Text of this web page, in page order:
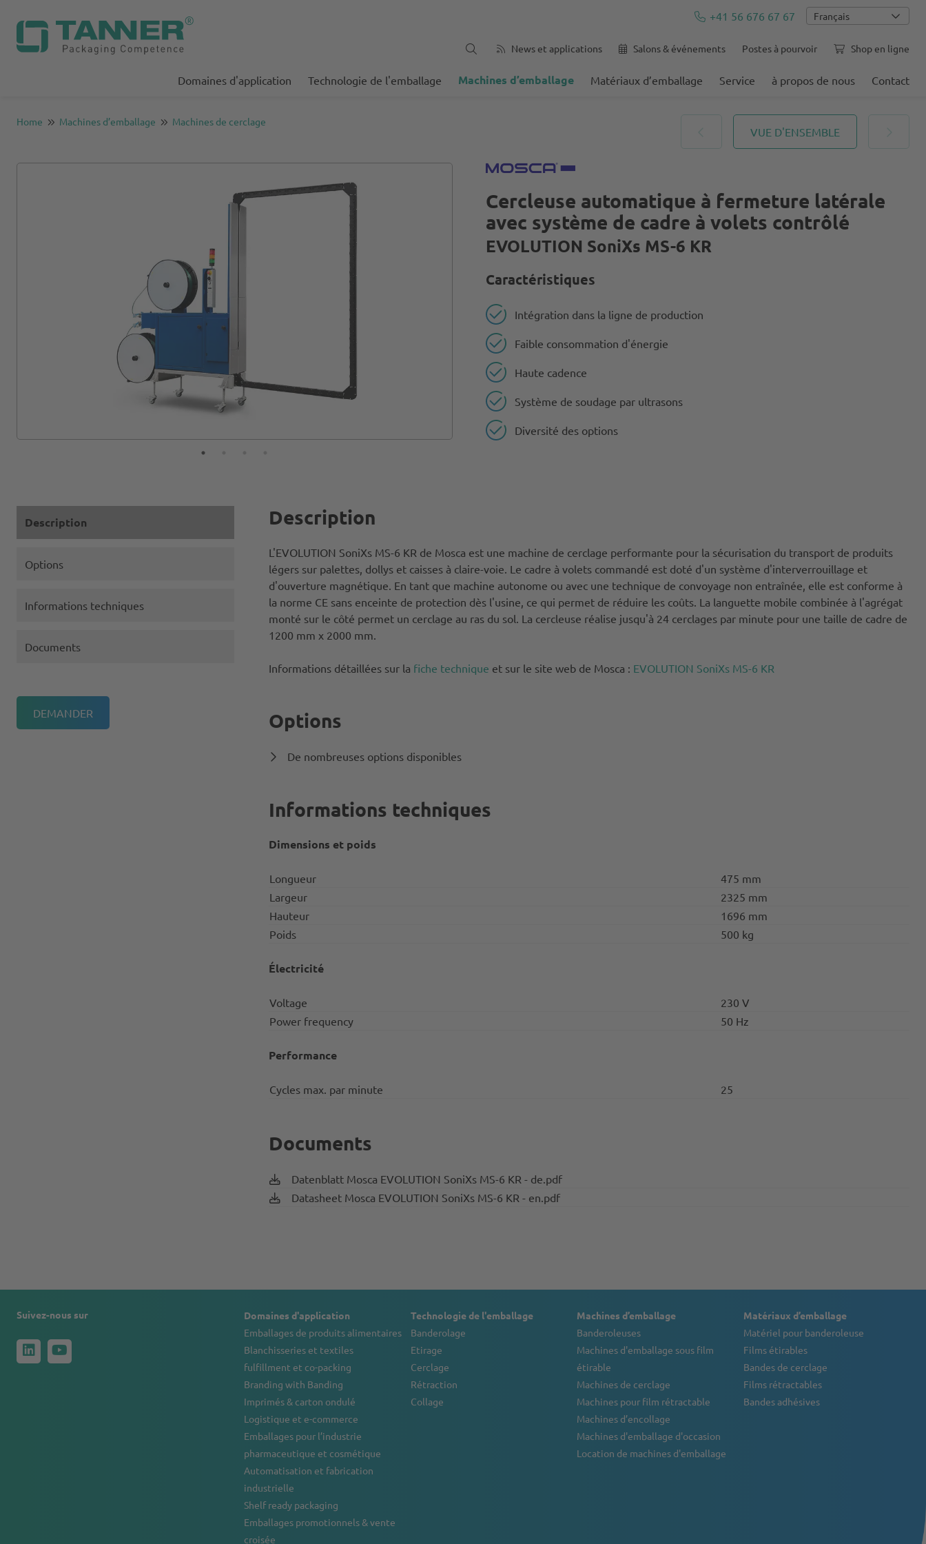
+41 56 676 67 67 Français
News et applications Salons & événements Postes à pourvoir Shop en ligne
Domaines d'application Technologie de l'emballage Machines d’emballage Matériaux d’emballage Service à propos de nous Contact
Home Machines d’emballage Machines de cerclage
VUE D'ENSEMBLE
Cercleuse automatique à fermeture latérale
avec système de cadre à volets contrôlé
EVOLUTION SoniXs MS-6 KR
Caractéristiques
Intégration dans la ligne de production
Faible consommation d'énergie
Haute cadence
Système de soudage par ultrasons
Diversité des options
Description
Options
Informations techniques
Documents
Description
L'EVOLUTION SoniXs MS-6 KR de Mosca est une machine de cerclage performante pour la sécurisation du transport de produits
légers sur palettes, dollys et caisses à claire-voie. Le cadre à volets commandé est doté d'un système d'interverrouillage et
d'ouverture magnétique. En tant que machine autonome ou avec une technique de convoyage non entraînée, elle est conforme à
la norme CE sans enceinte de protection dès l'usine, ce qui permet de réduire les coûts. La languette mobile combinée à l'agrégat
monté sur le côté permet un cerclage au ras du sol. La cercleuse réalise jusqu'à 24 cerclages par minute pour une taille de cadre de
1200 mm x 2000 mm.
Informations détaillées sur la fiche technique et sur le site web de Mosca : EVOLUTION SoniXs MS-6 KR
Options
De nombreuses options disponibles
Informations techniques
Dimensions et poids
Longueur
475 mm
Largeur
2325 mm
Hauteur
1696 mm
Poids
500 kg
Électricité
Voltage
230 V
Power frequency
50 Hz
Performance
Cycles max. par minute 25
Documents
Datenblatt Mosca EVOLUTION SoniXs MS-6 KR - de.pdf
Datasheet Mosca EVOLUTION SoniXs MS-6 KR - en.pdf
Suivez-nous sur
Domaines d'application
Emballages de produits alimentaires
Blanchisseries et textiles
fulfillment et co-packing
Branding with Banding
Imprimés & carton ondulé
Logistique et e-commerce
Emballages pour l’industrie
pharmaceutique et cosmétique
Automatisation et fabrication
industrielle
Shelf ready packaging
Emballages promotionnels & vente
croisée
Technologie de l'emballage
Banderolage
Etirage
Cerclage
Rétraction
Collage
Machines d’emballage
Banderoleuses
Machines d'emballage sous film
étirable
Machines de cerclage
Machines pour film rétractable
Machines d’encollage
Machines d'emballage d'occasion
Location de machines d'emballage
Matériaux d’emballage
Matériel pour banderoleuse
Films étirables
Bandes de cerclage
Films rétractables
Bandes adhésives